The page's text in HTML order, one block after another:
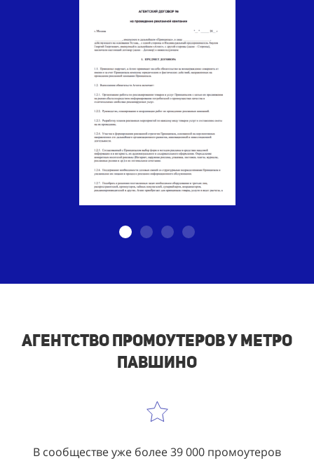
Агентство промоутеров у метро
Павшино
В сообществе уже более 39 000 промоутеров